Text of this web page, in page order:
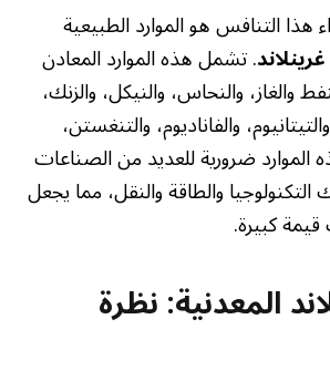
التنافس هو الموارد الطبيعية
. تشمل هذه الموارد المعادن
والغاز، والنحاس، والنيكل، والزنك،
والفاناديوم، والتنغستن،
الموارد ضرورية للعديد من الصناعات
والطاقة والنقل، مما يجعل
كبيرة.
المعدنية: نظرة